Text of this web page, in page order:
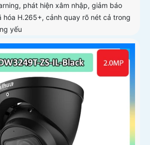
phát hiện xâm nhập, giảm báo
hóa H.265+, cảnh quay rõ nét cả trong
yếu